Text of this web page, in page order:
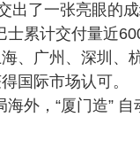
出了一张亮眼的成
士累计交付量近
、广州、深圳、
国际市场认可。
外， “厦门造”